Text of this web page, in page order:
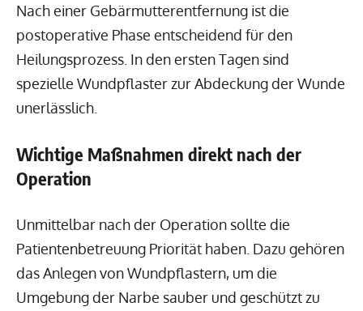
Nach einer Gebärmutterentfernung ist die
postoperative Phase entscheidend für den
Heilungsprozess. In den ersten Tagen sind
spezielle Wundpflaster zur Abdeckung der Wunde
unerlässlich.
Wichtige Maßnahmen direkt nach der
Operation
Unmittelbar nach der Operation sollte die
Patientenbetreuung Priorität haben. Dazu gehören
das Anlegen von Wundpflastern, um die
Umgebung der Narbe sauber und geschützt zu